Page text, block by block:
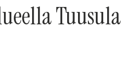
Tuusula